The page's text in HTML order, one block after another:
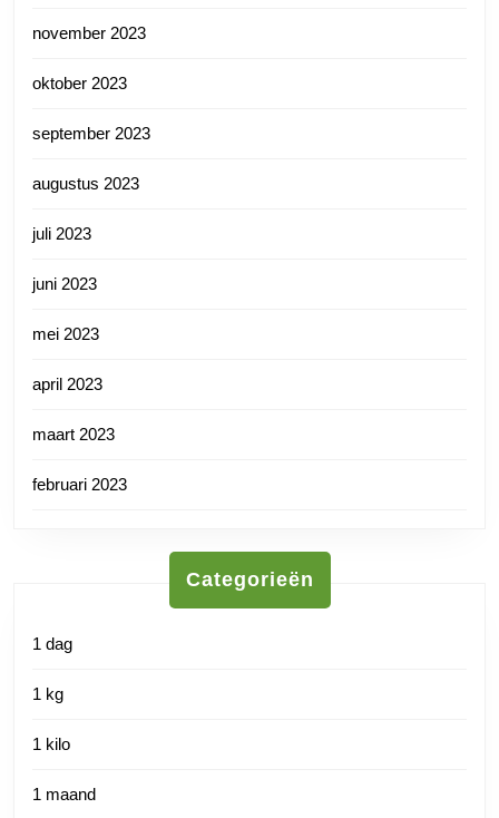
november 2023
oktober 2023
september 2023
augustus 2023
juli 2023
juni 2023
mei 2023
april 2023
maart 2023
februari 2023
Categorieën
1 dag
1 kg
1 kilo
1 maand